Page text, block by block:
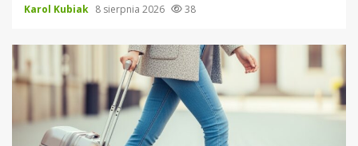
Karol Kubiak 8 sierpnia 2026 38